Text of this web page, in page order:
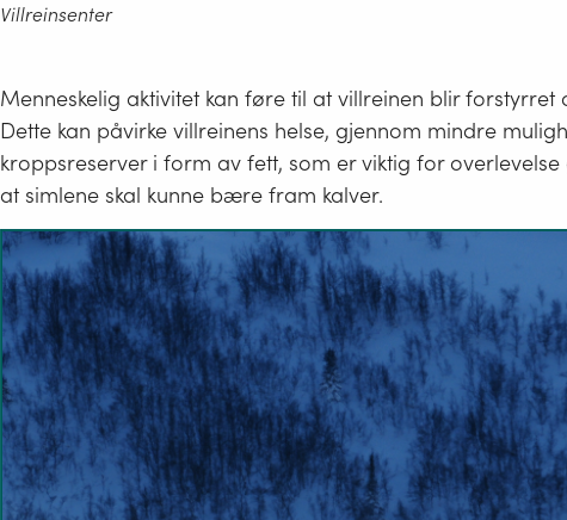
Villreinsenter
Menneskelig aktivitet kan føre til at villreinen blir forstyrret
Dette kan påvirke villreinens helse, gjennom mindre
kroppsreserver i form av fett, som er viktig for
at simlene skal kunne bære fram kalver.